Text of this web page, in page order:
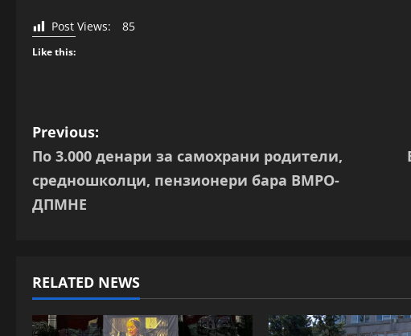
Post Views: 85
Like this:
P
o
s
n
a
Previous:
Пo 3.000 денари за самохрани родители,
средношколци, пензионери бара ВМРО-
ДПМНЕ
RELATED NEWS